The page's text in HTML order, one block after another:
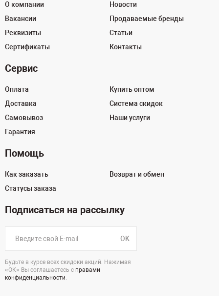
О компании
Вакансии
Реквизиты
Сертификаты
Новости
Продаваемые бренды
Статьи
Контакты
Сервис
Оплата
Доставка
Самовывоз
Гарантия
Купить оптом
Система скидок
Наши услуги
Помощь
Как заказать
Статусы заказа
Возврат и обмен
Подписаться на рассылку
OK
Будьте в курсе всех скидоки акций. Нажимая
«ОК» Вы соглашаетесь с правами
конфиденциальности.